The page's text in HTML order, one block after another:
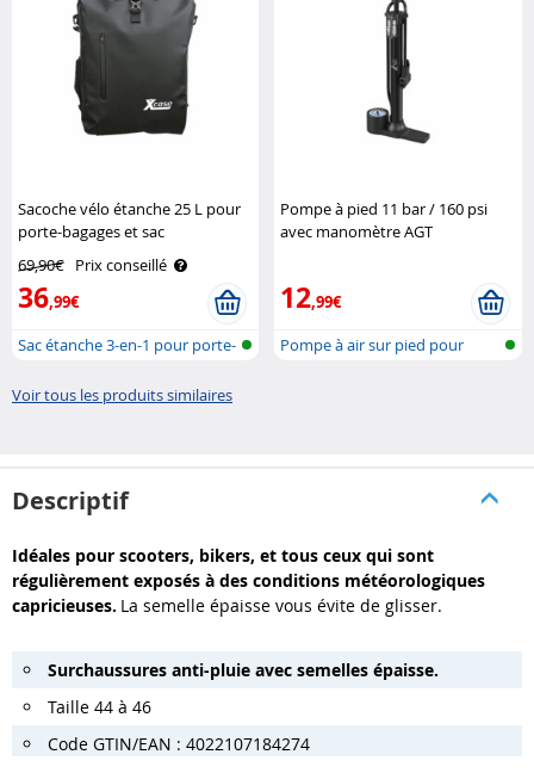
Sacoche vélo étanche 25 L pour
porte-bagages et sac
69,90€ Prix conseillé
36,99€
Sac étanche 3-en-1 pour porte-
Pompe à pied 11 bar / 160 psi
avec manomètre AGT
12,99€
Pompe à air sur pied pour
Voir tous les produits similaires
Descriptif
Idéales pour scooters, bikers, et tous ceux qui sont
régulièrement exposés à des conditions météorologiques
capricieuses. La semelle épaisse vous évite de glisser.
Surchaussures anti-pluie avec semelles épaisse.
Taille 44 à 46
Code GTIN/EAN : 4022107184274